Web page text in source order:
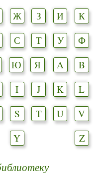
Ж З И
К
С Т У
Ф
Ю Я A
B
I J K
L
S T U
V
Y Z